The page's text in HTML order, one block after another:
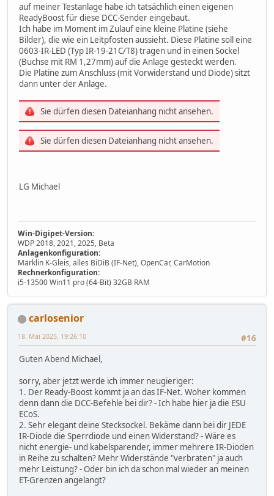
auf meiner Testanlage habe ich tatsächlich einen eigenen
ReadyBoost für diese DCC-Sender eingebaut.
Ich habe im Moment im Zulauf eine kleine Platine (siehe
Bilder), die wie ein Leitpfosten aussieht. Diese Platine soll eine
0603-IR-LED (Typ IR-19-21C/T8) tragen und in einen Sockel
(Buchse mit RM 1,27mm) auf die Anlage gesteckt werden.
Die Platine zum Anschluss (mit Vorwiderstand und Diode) sitzt
dann unter der Anlage.
Sie dürfen diesen Dateianhang nicht ansehen.
Sie dürfen diesen Dateianhang nicht ansehen.
LG Michael
Win-Digipet-Version:
WDP 2018, 2021, 2025, Beta
Anlagenkonfiguration:
Märklin K-Gleis, alles BiDiB (IF-Net), OpenCar, CarMotion
Rechnerkonfiguration:
i5-13500 Win11 pro (64-Bit) 32GB RAM
carlosenior
#16
18. Mai 2025, 19:26:10
Guten Abend Michael,
sorry, aber jetzt werde ich immer neugieriger:
1. Der Ready-Boost kommt ja an das IF-Net. Woher kommen
denn dann die DCC-Befehle bei dir? - Ich habe hier ja die ESU
ECoS.
2. Sehr elegant deine Stecksockel. Bekäme dann bei dir JEDE
IR-Diode die Sperrdiode und einen Widerstand? - Wäre es
nicht energie- und kabelsparender, immer mehrere IR-Dioden
in Reihe zu schalten? Mehr Widerstände "verbraten" ja auch
mehr Leistung? - Oder bin ich da schon mal wieder an meinen
ET-Grenzen angelangt?